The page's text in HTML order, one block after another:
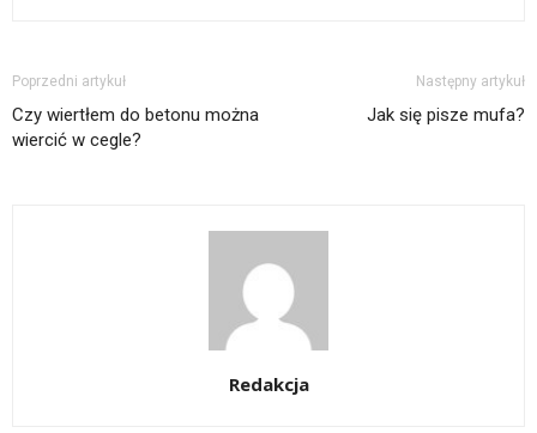
Poprzedni artykuł
Czy wiertłem do betonu można
wiercić w cegle?
Następny artykuł
Jak się pisze mufa?
Redakcja